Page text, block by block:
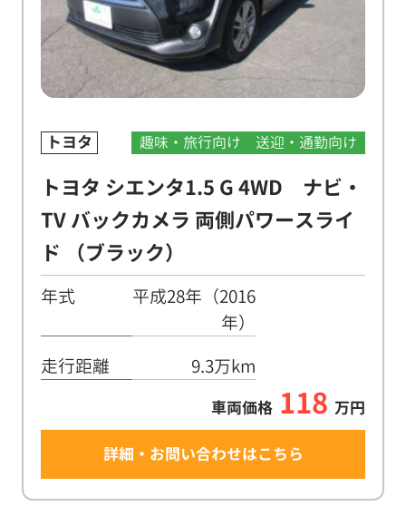
トヨタ 趣味・旅行向け 送迎・通勤向け
トヨタ シエンタ1.5 G 4WD ナビ・
TV バックカメラ 両側パワースライ
ド （ブラック）
年式
平成28年（2016
年）
走行距離
9.3万km
車両価格 118 万円
詳細・お問い合わせはこちら